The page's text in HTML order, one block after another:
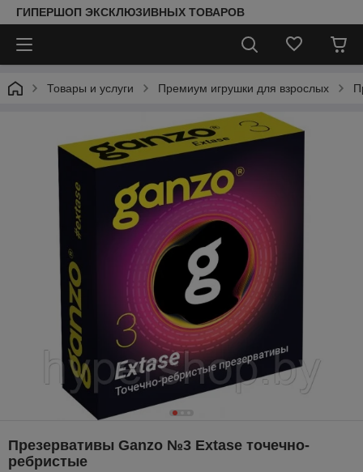
ГИПЕРШОП ЭКСКЛЮЗИВНЫХ ТОВАРОВ
Товары и услуги Премиум игрушки для взрослых
Презервативы Ganzo №3 Extase точечно-
ребристые